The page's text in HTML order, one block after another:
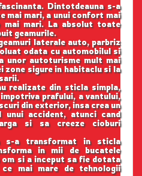
Dintotdeauna s-a
mai mari, a unui confort mai
mai mari. La absolut toate
geamurile.
laterale auto, parbriz
odata cu automobilul si
unor autoturisme mult mai
zone sigure in habitaclu si la
realizate din sticla simpla,
prafului, a vantului,
din exterior, insa crea un
unui accident, atunci cand
si sa creeze cioburi
s-a transformat in sticla
in mii de bucatele
om si a inceput sa fie dotata
mai mare de tehnologii